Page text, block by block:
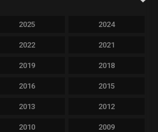
2025 2024
2022 2021
2019 2018
2016 2015
2013 2012
2010 2009